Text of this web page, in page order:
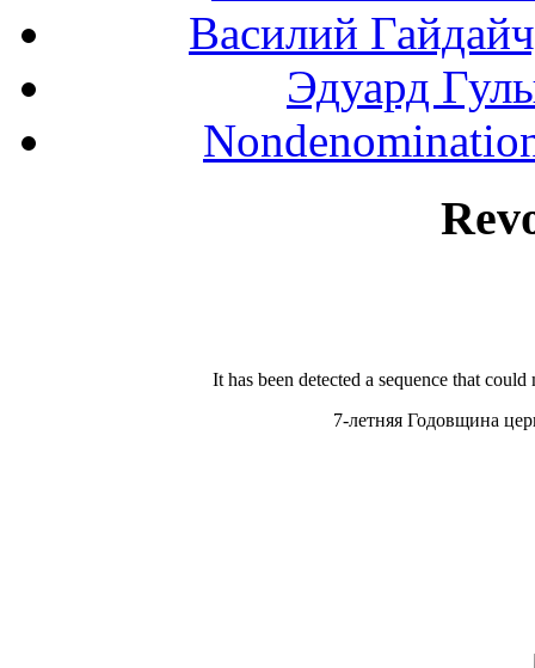
Василий
Эдуард
It has been detected a sequence that
7-летняя Годовщина